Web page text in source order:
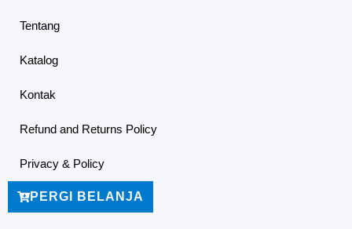
Tentang
Katalog
Kontak
Refund and Returns Policy
Privacy & Policy
PERGI BELANJA